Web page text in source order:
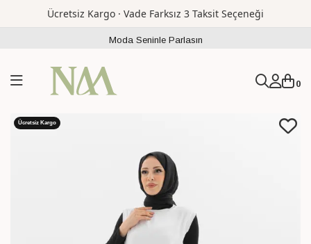
Ücretsiz Kargo · Vade Farksız 3 Taksit Seçeneği
Moda Seninle Parlasın
0
Ücretsiz Kargo